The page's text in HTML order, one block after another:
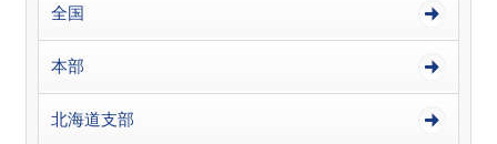
全国
本部
北海道支部